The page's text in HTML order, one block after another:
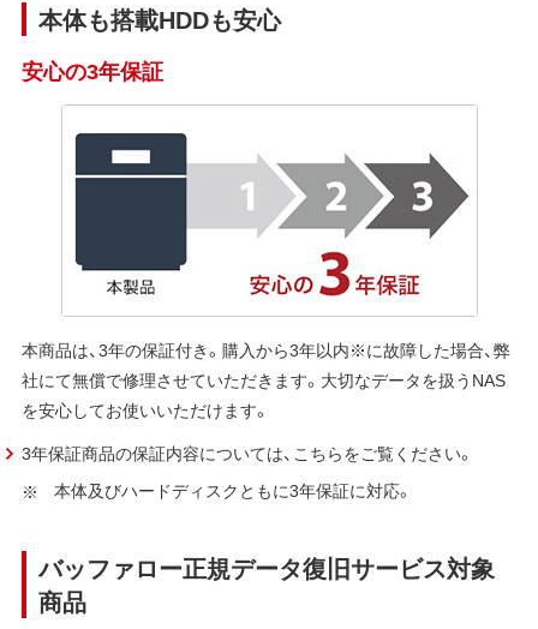
本体も搭載HDDも安心
安心の3年保証
本商品は、3年の保証付き。購入から3年以内※に故障した場合、弊
社にて無償で修理させていただきます。大切なデータを扱うNAS
を安心してお使いいただけます。
3年保証商品の保証内容については、こちらをご覧ください。
本体及びハードディスクともに3年保証に対応。
バッファロー正規データ復旧サービス対象
商品